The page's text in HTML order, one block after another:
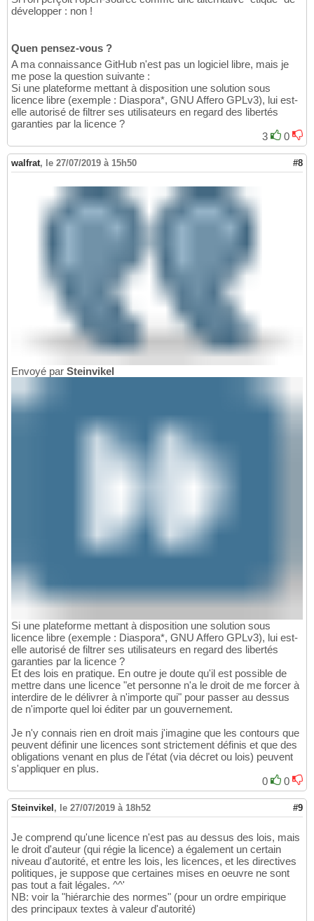
développer : non !
Quen pensez-vous ?
A ma connaissance GitHub n'est pas un logiciel libre, mais je
me pose la question suivante :
Si une plateforme mettant à disposition une solution sous
licence libre (exemple : Diaspora*, GNU Affero GPLv3), lui est-
elle autorisé de filtrer ses utilisateurs en regard des libertés
garanties par la licence ?
3
0
walfrat, le 27/07/2019 à 15h50 #8
Envoyé par Steinvikel
Si une plateforme mettant à disposition une solution sous
licence libre (exemple : Diaspora*, GNU Affero GPLv3), lui est-
elle autorisé de filtrer ses utilisateurs en regard des libertés
garanties par la licence ?
Et des lois en pratique. En outre je doute qu'il est possible de
mettre dans une licence "et personne n'a le droit de me forcer à
interdire de le délivrer à n'importe qui" pour passer au dessus
de n'importe quel loi éditer par un gouvernement.
Je n'y connais rien en droit mais j'imagine que les contours que
peuvent définir une licences sont strictement définis et que des
obligations venant en plus de l'état (via décret ou lois) peuvent
s'appliquer en plus.
0
0
Steinvikel , le 27/07/2019 à 18h52 #9
Je comprend qu'une licence n'est pas au dessus des lois, mais
le droit d'auteur (qui régie la licence) a également un certain
niveau d'autorité, et entre les lois, les licences, et les directives
politiques, je suppose que certaines mises en oeuvre ne sont
pas tout a fait légales. ^^'
NB: voir la "hiérarchie des normes" (pour un ordre empirique
des principaux textes à valeur d'autorité)